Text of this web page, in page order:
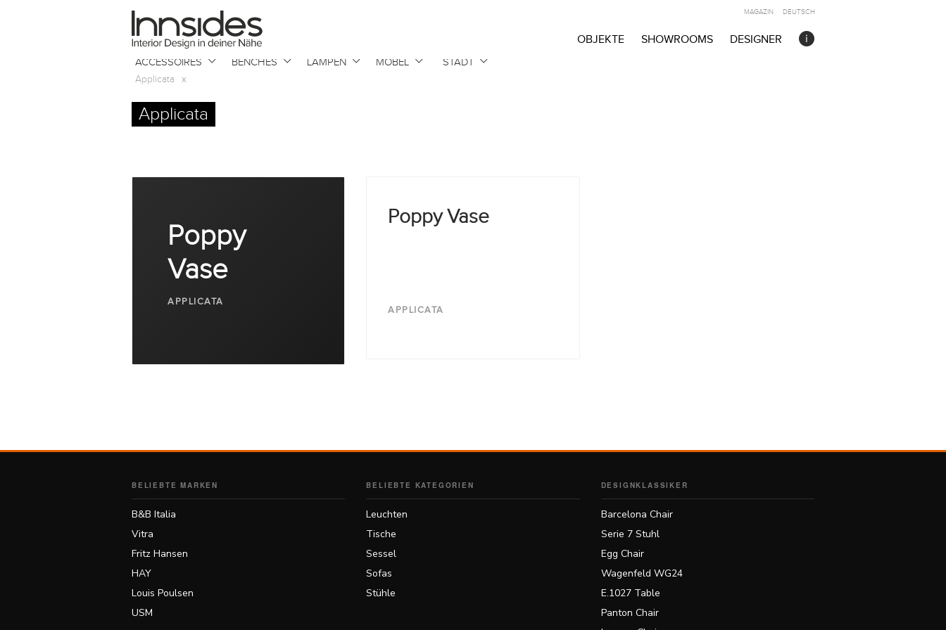
Showrooms
Instagram
Newsletter
OBJEKTE SHOWROOMS DESIGNER
MAGAZIN DEUTSCH
ACCESSOIRES BENCHES LAMPEN MÖBEL STADT
Applicata x
Applicata
Poppy
Vase
APPLICATA
Poppy Vase
APPLICATA
BELIEBTE MARKEN
B&B Italia
Vitra
Fritz Hansen
HAY
Louis Poulsen
USM
BELIEBTE KATEGORIEN
Leuchten
Tische
Sessel
Sofas
Stühle
DESIGNKLASSIKER
Barcelona Chair
Serie 7 Stuhl
Egg Chair
Wagenfeld WG24
E.1027 Table
Panton Chair